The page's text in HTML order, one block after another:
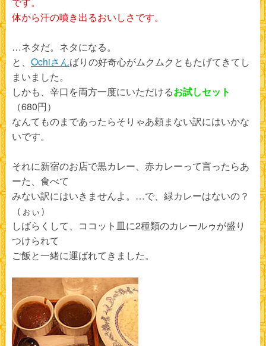
体から汗の噴き出るおいしさです。
…ネタだ。ネタになる。
と、 Ochiさんばりの好奇心がムクムクともたげてきてし
まいました。
しかも、辛口を両方一度にいただけるお試しセット
（680円）
なんてものまであったらそりゃあ頼まない訳にはいかな
いです。
それに新宿のお店で黒カレー、赤カレーって言ったらあ
ーた、食べて
みない訳にはいきませんよ。…で、緑カレーはないの？
（ぉぃ）
しばらくして、ココット皿に2種類のカレールゥが盛り
つけられて
ご飯と一緒に運ばれてきました。